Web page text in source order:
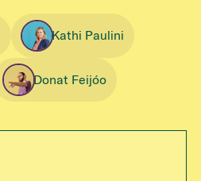
Kathi Paulini
Donat Feijóo